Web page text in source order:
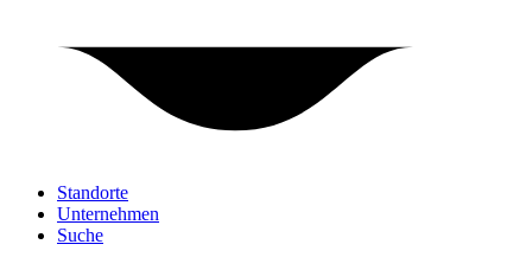
Standorte
Unternehmen
Suche